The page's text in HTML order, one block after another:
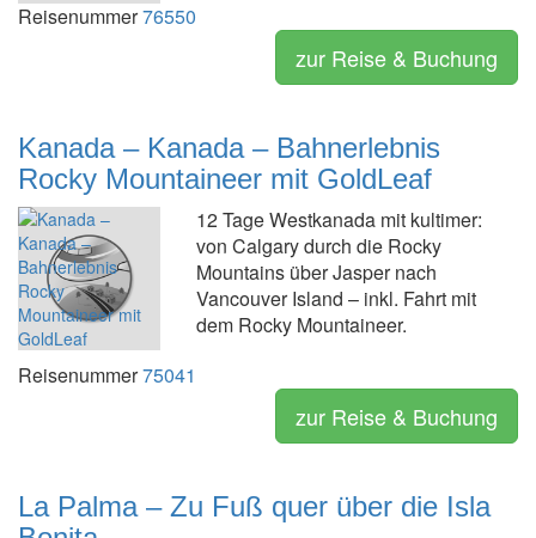
Reisenummer76550
zur Reise & Buchung
Kanada – Kanada – Bahnerlebnis
Rocky Mountaineer mit GoldLeaf
12 Tage Westkanada mit kultimer:
von Calgary durch die Rocky
Mountains über Jasper nach
Vancouver Island – inkl. Fahrt mit
dem Rocky Mountaineer.
Reisenummer75041
zur Reise & Buchung
La Palma – Zu Fuß quer über die Isla